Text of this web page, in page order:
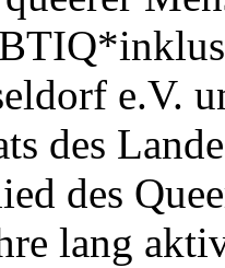
e.V.
des
des
lang